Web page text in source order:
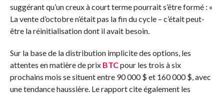
suggérant qu’un creux à court terme pourrait s’être formé : «
La vente d’octobre n’était pas la fin du cycle – c’était peut-
être la réinitialisation dont il avait besoin.
Sur la base de la distribution implicite des options, les
attentes en matière de prix BTCpour les trois à six
prochains mois se situent entre 90 000 $ et 160 000 $, avec
une tendance haussière. Le rapport cite également les